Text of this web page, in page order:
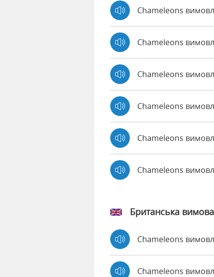
Chameleons
Chameleons
Chameleons
Chameleons
Chameleons
Chameleons
Британська вимова
Chameleons
Chameleons